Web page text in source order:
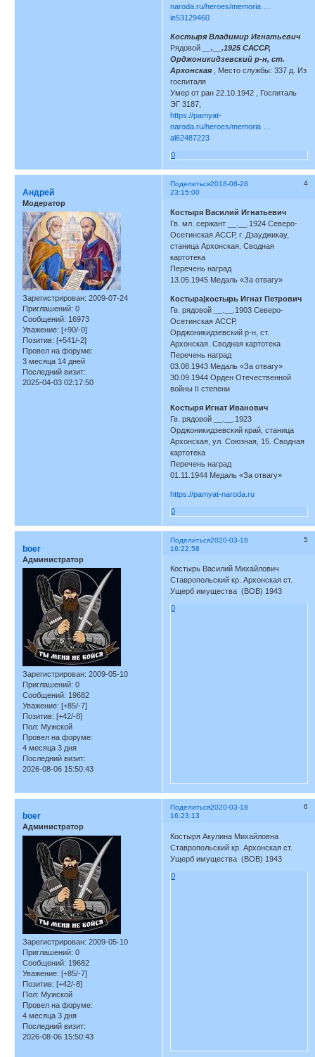
naroda.ru/heroes/memoria …
ie53129460
Костыря Владимир Игнатьевич
Рядовой
__.__.1925 САССР,
Орджоникидзевский р-н, ст.
Архонская, Место службы: 337 д. Из
госпиталя
Умер от ран 22.10.1942 , Госпиталь
ЭГ 3187,
https://pamyat-
naroda.ru/heroes/memoria …
al62487223
0
Поделиться 4
2018-08-28
23:15:00
Андрей
Модератор
Зарегистрирован: 2009-07-24
Приглашений: 0
Сообщений: 16973
Уважение: [+90/-0]
Позитив: [+541/-2]
Провел на форуме:
3 месяца 14 дней
Последний визит:
2025-04-03 02:17:50
Костыря Василий Игнатьевич
Гв. мл. сержант __.__.1924 Северо-
Осетинская АССР, г. Дзауджикау,
станица Архонская. Сводная
картотека
Перечень наград
13.05.1945 Медаль «За отвагу»
Костыра|костырь Игнат Петрович
Гв. рядовой __.__.1903 Северо-
Осетинская АССР,
Орджоникидзевский р-н, ст.
Архонская. Сводная картотека
Перечень наград
03.08.1943 Медаль «За отвагу»
30.09.1944 Орден Отечественной
войны II степени
Костыря Игнат Иванович
Гв. рядовой __.__.1923
Орджоникидзевский край, станица
Архонская, ул. Союзная, 15. Сводная
картотека
Перечень наград
01.11.1944 Медаль «За отвагу»
https://pamyat-naroda.ru
0
Поделиться 5
2020-03-18
16:22:58
boer
Администратор
Зарегистрирован: 2009-05-10
Приглашений: 0
Сообщений: 19682
Уважение: [+85/-7]
Позитив: [+42/-8]
Пол: Мужской
Провел на форуме:
4 месяца 3 дня
Последний визит:
2026-08-06 15:50:43
Костырь Василий Михайлович
Ставропольский кр. Архонская ст.
Ущерб имущества (ВОВ) 1943
0
Поделиться 6
2020-03-18
16:23:13
boer
Администратор
Зарегистрирован: 2009-05-10
Приглашений: 0
Сообщений: 19682
Уважение: [+85/-7]
Позитив: [+42/-8]
Пол: Мужской
Провел на форуме:
4 месяца 3 дня
Последний визит:
2026-08-06 15:50:43
Костыря Акулина Михайловна
Ставропольский кр. Архонская ст.
Ущерб имущества (ВОВ) 1943
0